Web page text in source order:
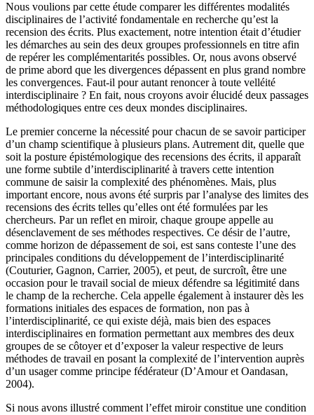
Nous voulions par cette étude comparer les différentes modalités
disciplinaires de l’activité fondamentale en recherche qu’est la
recension des écrits. Plus exactement, notre intention était d’étudier
les démarches au sein des deux groupes professionnels en titre afin
de repérer les complémentarités possibles. Or, nous avons observé
de prime abord que les divergences dépassent en plus grand nombre
les convergences. Faut-il pour autant renoncer à toute velléité
interdisciplinaire ? En fait, nous croyons avoir élucidé deux passages
méthodologiques entre ces deux mondes disciplinaires.
Le premier concerne la nécessité pour chacun de se savoir participer
d’un champ scientifique à plusieurs plans. Autrement dit, quelle que
soit la posture épistémologique des recensions des écrits, il apparaît
une forme subtile d’interdisciplinarité à travers cette intention
commune de saisir la complexité des phénomènes. Mais, plus
important encore, nous avons été surpris par l’analyse des limites des
recensions des écrits telles qu’elles ont été formulées par les
chercheurs. Par un reflet en miroir, chaque groupe appelle au
désenclavement de ses méthodes respectives. Ce désir de l’autre,
comme horizon de dépassement de soi, est sans conteste l’une des
principales conditions du développement de l’interdisciplinarité
(Couturier, Gagnon, Carrier, 2005), et peut, de surcroît, être une
occasion pour le travail social de mieux défendre sa légitimité dans
le champ de la recherche. Cela appelle également à instaurer dès les
formations initiales des espaces de formation, non pas à
l’interdisciplinarité, ce qui existe déjà, mais bien des espaces
interdisciplinaires en formation permettant aux membres des deux
groupes de se côtoyer et d’exposer la valeur respective de leurs
méthodes de travail en posant la complexité de l’intervention auprès
d’un usager comme principe fédérateur (D’Amour et Oandasan,
2004).
Si nous avons illustré comment l’effet miroir constitue une condition